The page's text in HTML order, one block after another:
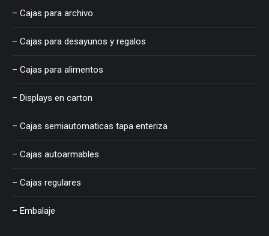
– Cajas para archivo
– Cajas para desayunos y regalos
– Cajas para alimentos
– Displays en carton
– Cajas semiautomaticas tapa enteriza
– Cajas autoarmables
– Cajas regulares
– Embalaje